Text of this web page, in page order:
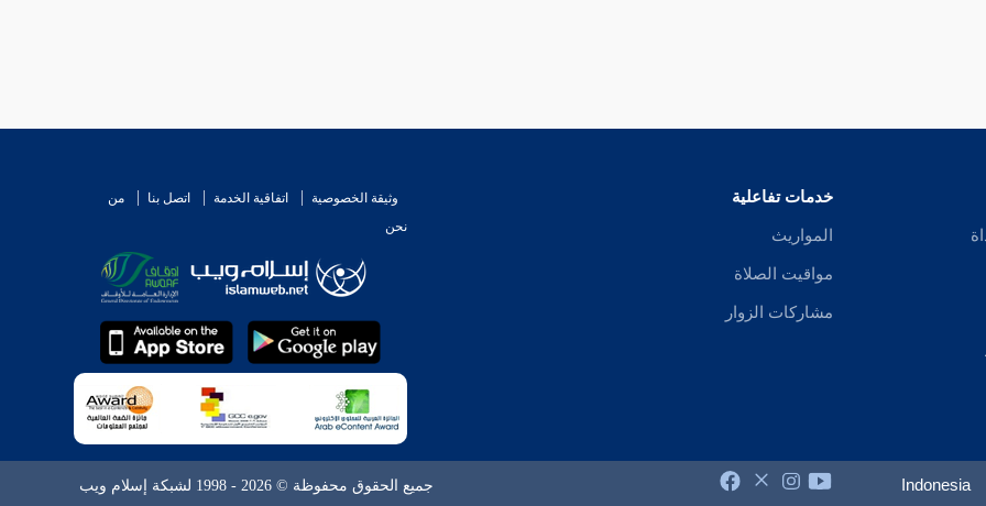
خدمات تفاعلية
المواريث
مواقيت الصلاة
مشاركات الزوار
وثيقة الخصوصية اتفاقية الخدمة اتصل بنا
من
نحن
Indonesia جميع الحقوق محفوظة © 2026 - 1998 لشبكة إسلام ويب